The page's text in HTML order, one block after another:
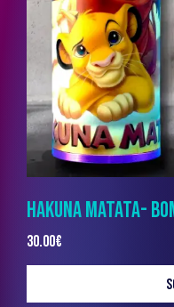
HAKUNA MATATA-
30.00€